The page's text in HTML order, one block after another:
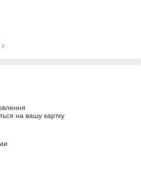
на вашу картку